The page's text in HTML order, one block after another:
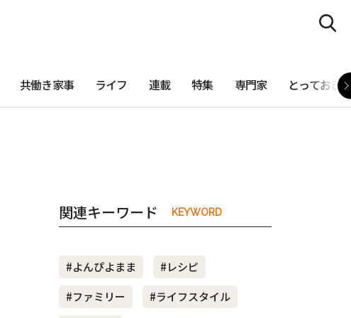
共働き家事 ライフ 連載 特集 専門家 とっておき
関連キーワード KEYWORD
#よんぴよまま
#レシピ
#ファミリー
#ライフスタイル